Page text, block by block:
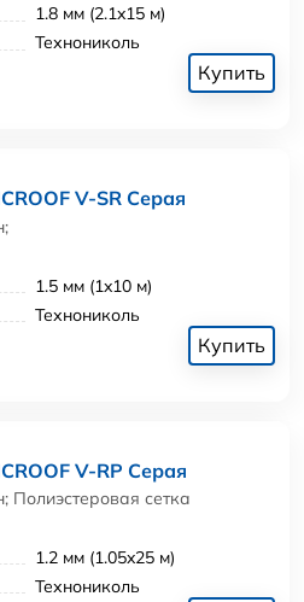
1.8 мм (2.1x15 м)
Технониколь
Купить
V-SR Серая
1.5 мм (1x10 м)
Технониколь
Купить
V-RP Серая
Полиэстеровая сетка
1.2 мм (1.05x25 м)
Технониколь